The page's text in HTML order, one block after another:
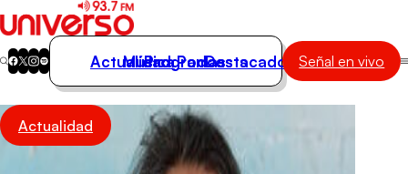
Actualidad
Música
Programas
Actualidad
Música
Programas
Podcasts
Destacados Señal en vivo
Actualidad